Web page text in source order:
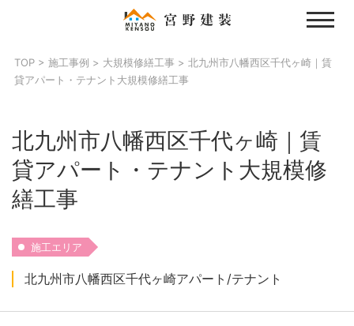
TOP> 施工事例 > 大規模修繕工事 > 北九州市八幡西区千代ヶ崎｜賃
貸アパート・テナント大規模修繕工事
北九州市八幡西区千代ヶ崎｜賃
貸アパート・テナント大規模修
繕工事
施工エリア
北九州市八幡西区千代ヶ崎アパート/テナント